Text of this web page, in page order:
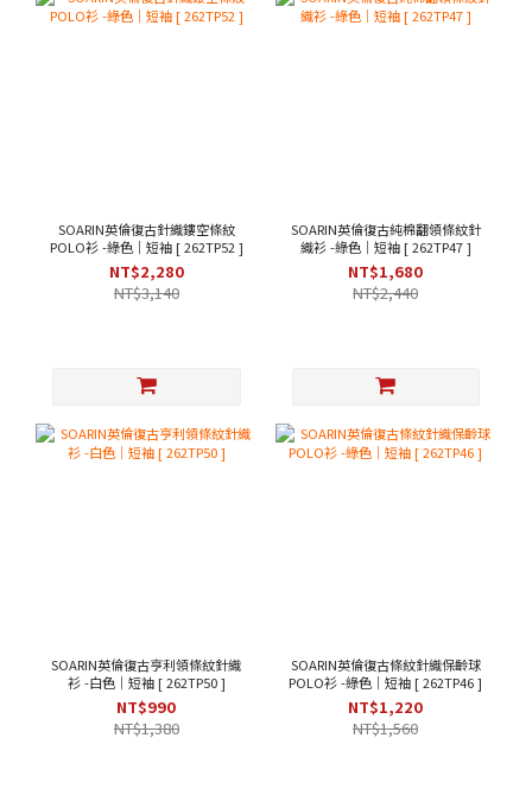
SOARIN英倫復古針織鏤空條紋
POLO衫 -綠色｜短袖 [ 262TP52 ]
NT$2,280
NT$3,140
SOARIN英倫復古純棉翻領條紋針
織衫 -綠色｜短袖 [ 262TP47 ]
NT$1,680
NT$2,440
SOARIN英倫復古亨利領條紋針織
衫 -白色｜短袖 [ 262TP50 ]
NT$990
NT$1,380
SOARIN英倫復古條紋針織保齡球
POLO衫 -綠色｜短袖 [ 262TP46 ]
NT$1,220
NT$1,560